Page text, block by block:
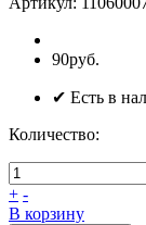
90руб.
✔ Есть в
Количество:
+ -
В корзину